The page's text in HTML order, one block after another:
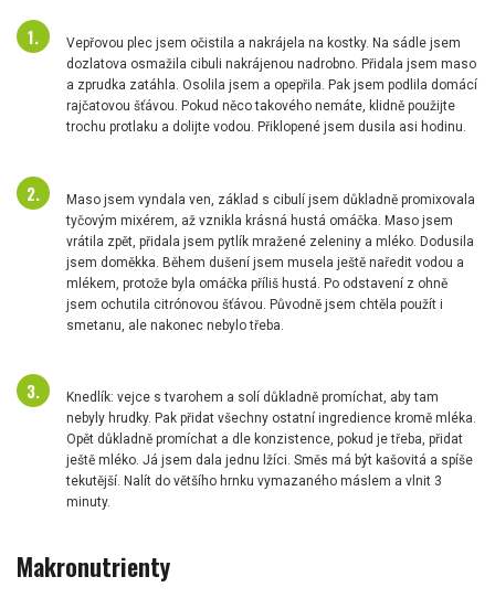
Vepřovou plec jsem očistila a nakrájela na kostky. Na sádle jsem
dozlatova osmažila cibuli nakrájenou nadrobno. Přidala jsem maso
a zprudka zatáhla. Osolila jsem a opepřila. Pak jsem podlila domácí
rajčatovou šťávou. Pokud něco takového nemáte, klidně použijte
trochu protlaku a dolijte vodou. Přiklopené jsem dusila asi hodinu.
Maso jsem vyndala ven, základ s cibulí jsem důkladně promixovala
tyčovým mixérem, až vznikla krásná hustá omáčka. Maso jsem
vrátila zpět, přidala jsem pytlík mražené zeleniny a mléko. Dodusila
jsem doměkka. Během dušení jsem musela ještě naředit vodou a
mlékem, protože byla omáčka příliš hustá. Po odstavení z ohně
jsem ochutila citrónovou šťávou. Původně jsem chtěla použít i
smetanu, ale nakonec nebylo třeba.
Knedlík: vejce s tvarohem a solí důkladně promíchat, aby tam
nebyly hrudky. Pak přidat všechny ostatní ingredience kromě mléka.
Opět důkladně promíchat a dle konzistence, pokud je třeba, přidat
ještě mléko. Já jsem dala jednu lžíci. Směs má být kašovitá a spíše
tekutější. Nalít do většího hrnku vymazaného máslem a vlnit 3
minuty.
Makronutrienty